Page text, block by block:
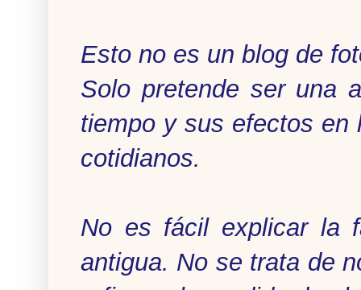
Esto no es un blog de
Solo pretende ser una
tiempo y sus efectos en
cotidianos.
No es fácil explicar la
antigua. No se trata de